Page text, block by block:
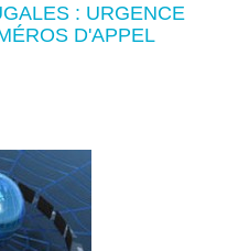
: URGENCE
D'APPEL